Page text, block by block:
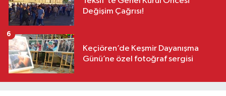
Değişim Çağrısı!
Keçiören’de Keşmir Dayanışma
Günü’ne özel fotoğraf sergisi
6